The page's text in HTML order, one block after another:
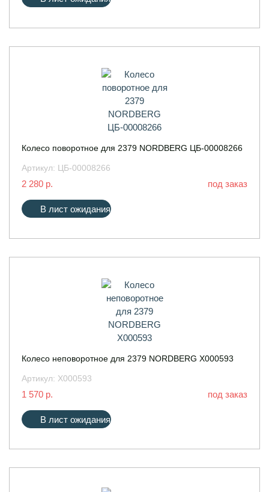
Колесо поворотное для 2379 NORDBERG ЦБ-00008266
Артикул: ЦБ-00008266
2 280 р. под заказ
В лист ожидания
Колесо неповоротное для 2379 NORDBERG X000593
Артикул: X000593
1 570 р. под заказ
В лист ожидания